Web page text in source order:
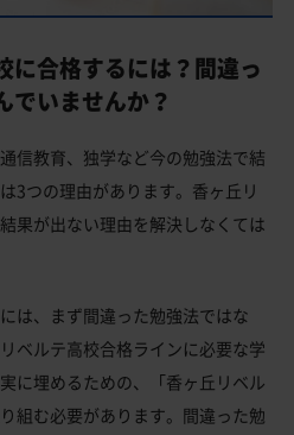
合格するには内申点と偏差値両方が
業生の主な大学進学実績
偏差値が近い公立高校一覧
偏差値が近い私立・国立高校
校
校
に合格するには？間違っ
でいませんか？
信教育、独学など今の勉強法で結
3つの理由があります。香ヶ丘リ
果が出ない理由を解決しなくては
は、まず間違った勉強法ではな
ベルテ高校合格ラインに必要な学
に埋めるための、「香ヶ丘リベル
組む必要があります。間違った勉